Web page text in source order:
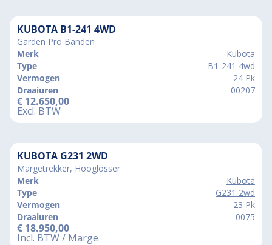
KUBOTA B1-241 4WD
Garden Pro Banden
Merk
Kubota
Type
B1-241 4wd
Vermogen
24 Pk
Draaiuren
00207
€ 12.650,00
Excl. BTW
KUBOTA G231 2WD
Margetrekker, Hooglosser
Merk
Kubota
Type
G231 2wd
Vermogen
23 Pk
Draaiuren
0075
€ 18.950,00
Incl. BTW / Marge